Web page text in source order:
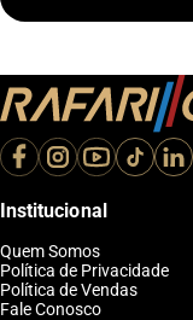
Institucional
Quem Somos
Política de Privacidade
Política de Vendas
Fale Conosco